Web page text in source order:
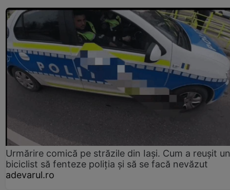
Urmărire comică pe străzile din Iași. Cum a reușit un
biciclist să fenteze poliția și să se facă nevăzut
adevarul.ro